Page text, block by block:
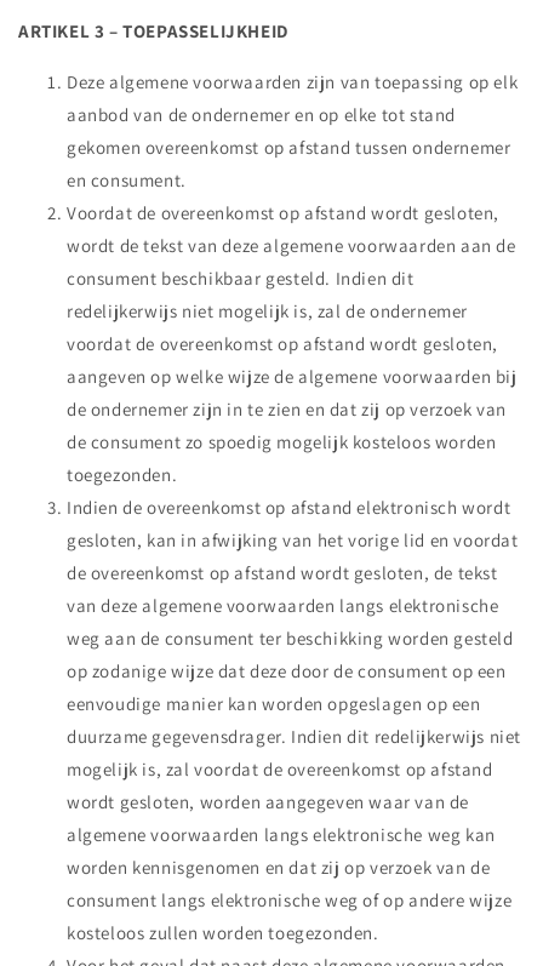
ARTIKEL 3 – TOEPASSELIJKHEID
Deze algemene voorwaarden zijn van toepassing op elk
aanbod van de ondernemer en op elke tot stand
gekomen overeenkomst op afstand tussen ondernemer
en consument.
Voordat de overeenkomst op afstand wordt gesloten,
wordt de tekst van deze algemene voorwaarden aan de
consument beschikbaar gesteld. Indien dit
redelijkerwijs niet mogelijk is, zal de ondernemer
voordat de overeenkomst op afstand wordt gesloten,
aangeven op welke wijze de algemene voorwaarden bij
de ondernemer zijn in te zien en dat zij op verzoek van
de consument zo spoedig mogelijk kosteloos worden
toegezonden.
Indien de overeenkomst op afstand elektronisch wordt
gesloten, kan in afwijking van het vorige lid en voordat
de overeenkomst op afstand wordt gesloten, de tekst
van deze algemene voorwaarden langs elektronische
weg aan de consument ter beschikking worden gesteld
op zodanige wijze dat deze door de consument op een
eenvoudige manier kan worden opgeslagen op een
duurzame gegevensdrager. Indien dit redelijkerwijs niet
mogelijk is, zal voordat de overeenkomst op afstand
wordt gesloten, worden aangegeven waar van de
algemene voorwaarden langs elektronische weg kan
worden kennisgenomen en dat zij op verzoek van de
consument langs elektronische weg of op andere wijze
kosteloos zullen worden toegezonden.